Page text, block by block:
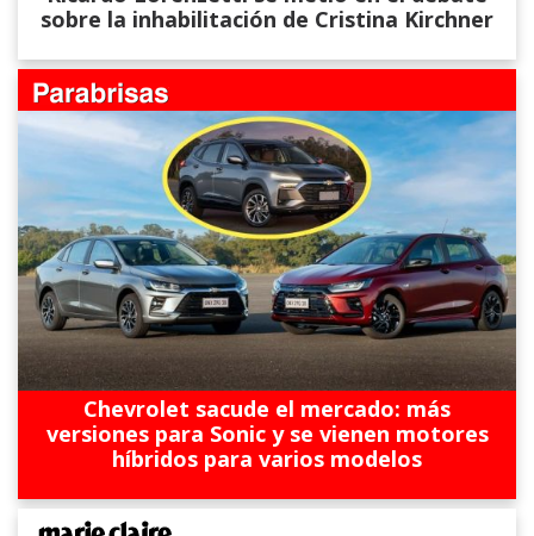
sobre la inhabilitación de Cristina Kirchner
Chevrolet sacude el mercado: más
versiones para Sonic y se vienen motores
híbridos para varios modelos